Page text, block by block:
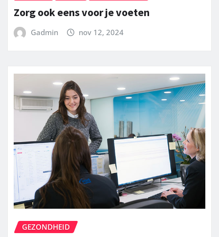
Zorg ook eens voor je voeten
Gadmin nov 12, 2024
GEZONDHEID